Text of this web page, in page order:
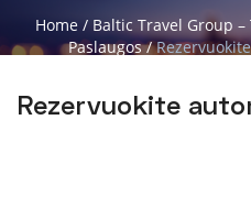
Home/ Baltic Travel Group
Paslaugos/
Rezervuokite